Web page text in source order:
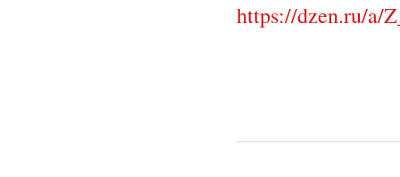
https://dzen.ru/a/